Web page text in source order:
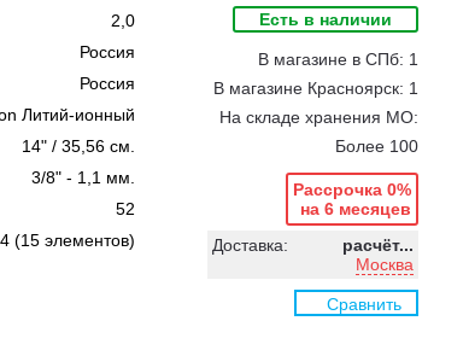
2,0
Россия
Россия
Литий-ионный
14" / 35,56 см.
3/8" - 1,1 мм.
52
(15 элементов)
Есть в наличии
В магазине в СПб: 1
В магазине Красноярск: 1
На складе хранения МО:
Более 100
Рассрочка 0%
на 6 месяцев
Доставка:
расчёт...
Москва
Сравнить